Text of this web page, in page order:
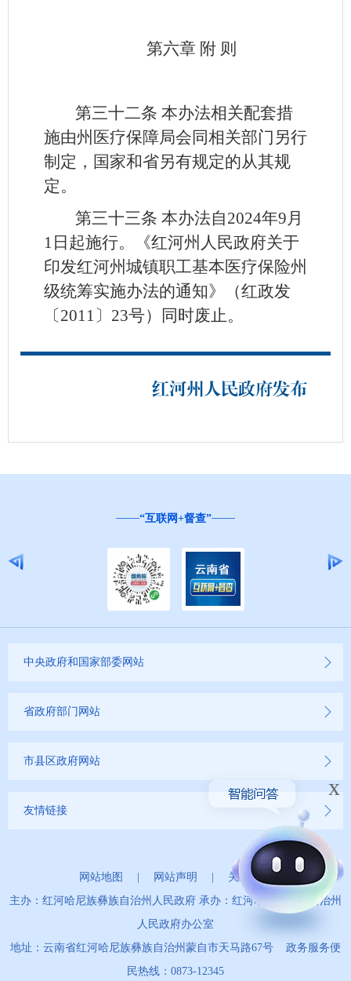
第六章 附 则
第三十二条 本办法相关配套措
施由州医疗保障局会同相关部门另行
制定，国家和省另有规定的从其规
定。
第三十三条 本办法自2024年9月
1日起施行。《红河州人民政府关于
印发红河州城镇职工基本医疗保险州
级统筹实施办法的通知》（红政发
〔2011〕23号）同时废止。
红河州人民政府发布
“互联网+督查”
中央政府和国家部委网站
省政府部门网站
市县区政府网站
友情链接
网站地图 | 网站声明 | 关于我们
主办：红河哈尼族彝族自治州人民政府 承办：红河哈尼族彝族自治州
人民政府办公室
地址：云南省红河哈尼族彝族自治州蒙自市天马路67号 政务服务便
民热线：0873-12345
x